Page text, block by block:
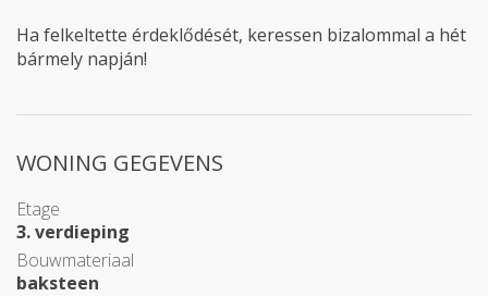
Ha felkeltette érdeklődését, keressen bizalommal a hét
bármely napján!
WONING GEGEVENS
Etage
3. verdieping
Bouwmateriaal
baksteen